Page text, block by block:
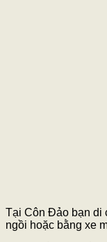
Tại Côn Đảo bạn di
ngồi hoặc bằng xe